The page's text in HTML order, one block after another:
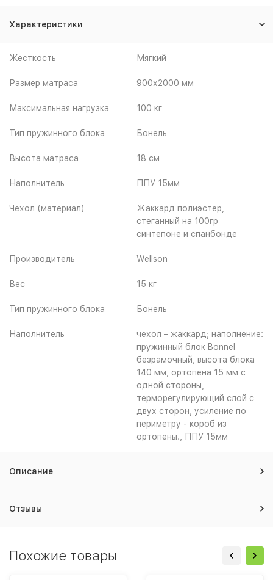
Характеристики
Жесткость Мягкий
Размер матраса 900х2000 мм
Максимальная нагрузка 100 кг
Тип пружинного блока Бонель
Высота матраса 18 см
Наполнитель ППУ 15мм
Чехол (материал)
Жаккард полиэстер,
стеганный на 100гр
синтепоне и спанбонде
Производитель Wellson
Вес 15 кг
Тип пружинного блока Бонель
Наполнитель
чехол – жаккард; наполнение:
пружинный блок Bonnel
безрамочный, высота блока
140 мм, ортопена 15 мм с
одной стороны,
терморегулирующий слой с
двух сторон, усиление по
периметру - короб из
ортопены., ППУ 15мм
Описание
Отзывы
Похожие товары